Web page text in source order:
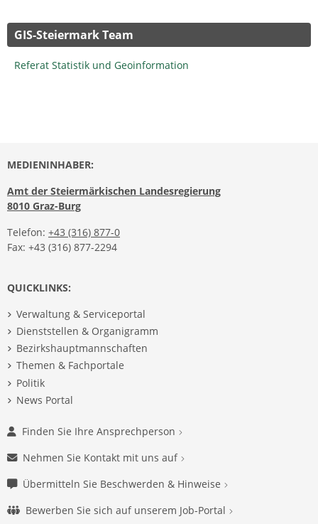
GIS-Steiermark Team
Referat Statistik und Geoinformation
MEDIENINHABER:
Amt der Steiermärkischen Landesregierung
8010 Graz-Burg
Telefon: +43 (316) 877-0
Fax: +43 (316) 877-2294
QUICKLINKS:
Verwaltung & Serviceportal
Dienststellen & Organigramm
Bezirkshauptmannschaften
Themen & Fachportale
Politik
News Portal
Finden Sie Ihre Ansprechperson
Nehmen Sie Kontakt mit uns auf
Übermitteln Sie Beschwerden & Hinweise
Bewerben Sie sich auf unserem Job-Portal